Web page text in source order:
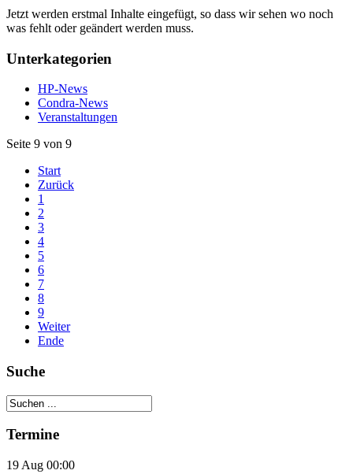
Jetzt werden erstmal Inhalte eingefügt, so dass wir sehen wo noch
was fehlt oder geändert werden muss.
Unterkategorien
HP-News
Condra-News
Veranstaltungen
Seite 9 von 9
Start
Zurück
1
2
3
4
5
6
7
8
9
Weiter
Ende
Suche
Termine
19 Aug 00:00